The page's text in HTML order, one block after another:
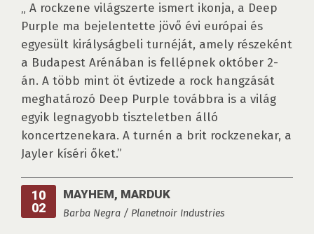
„ A rockzene világszerte ismert ikonja, a Deep
Purple ma bejelentette jövő évi európai és
egyesült királyságbeli turnéját, amely részeként
a Budapest Arénában is fellépnek október 2-
án. A több mint öt évtizede a rock hangzását
meghatározó Deep Purple továbbra is a világ
egyik legnagyobb tiszteletben álló
koncertzenekara. A turnén a brit rockzenekar, a
Jayler kíséri őket.”
10
02
MAYHEM, MARDUK
Barba Negra / Planetnoir Industries